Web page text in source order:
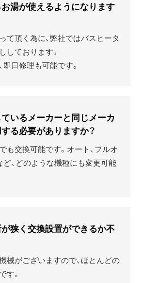
湯が使えるようになります
て頂く為に、弊社ではバスヒータ
しております。
日修理も可能です。
いるメーカーと同じメーカ
る必要がありますか？
も交換可能です。オート、フルオ
ど、どのような機種にも変更可能
狭く交換設置ができるか不
械がございますので、ほとんどの
す。